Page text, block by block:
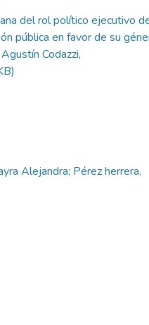
del rol político ejecutivo
pública en favor de su
Codazzi,
Alejandra; Pérez herrera,